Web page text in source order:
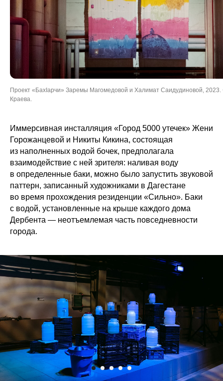
Проект «БахIарчи» Заремы Магомедовой и Халимат Саидудиновой, 2023.
Краева.
Иммерсивная инсталляция «Город 5000 утечек» Жени
Горожанцевой и Никиты Кикина, состоящая
из наполненных водой бочек, предполагала
взаимодействие с ней зрителя: наливая воду
в определенные баки, можно было запустить звуковой
паттерн, записанный художниками в Дагестане
во время прохождения резиденции «Сильно». Баки
с водой, установленные на крыше каждого дома
Дербента — неотъемлемая часть повседневности
города.